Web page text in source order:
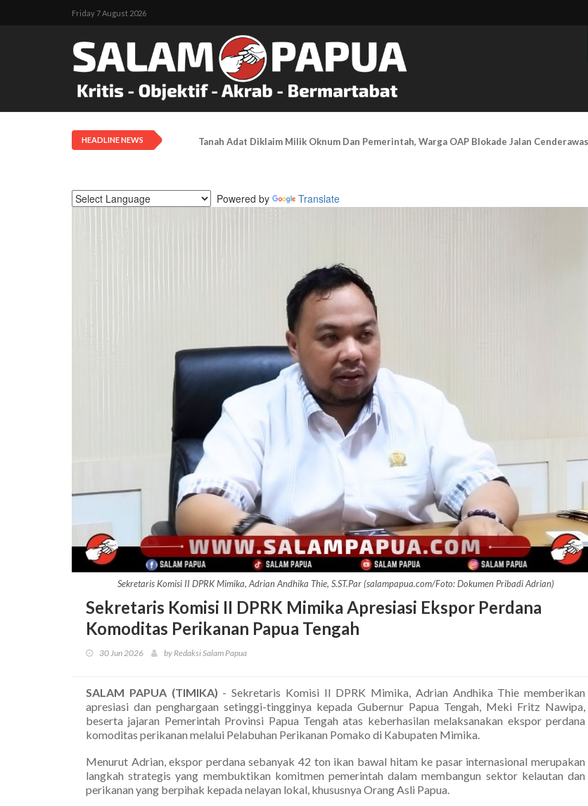
Friday 7 August 2026
HEADLINE NEWS LEMASKO: Pendangkalan Di Pesisir Mimika Bukan Semata Akibat Tailing Freeport
Powered by Translate
Sekretaris Komisi II DPRK Mimika, Adrian Andhika Thie, S.ST.Par (salampapua.com/Foto: Dokumen Pribadi Adrian)
Sekretaris Komisi II DPRK Mimika Apresiasi Ekspor Perdana
Komoditas Perikanan Papua Tengah
30 Jun 2026 by Redaksi Salam Papua
SALAM PAPUA (TIMIKA) - Sekretaris Komisi II DPRK Mimika, Adrian Andhika Thie memberikan
apresiasi dan penghargaan setinggi-tingginya kepada Gubernur Papua Tengah, Meki Fritz Nawipa,
beserta jajaran Pemerintah Provinsi Papua Tengah atas keberhasilan melaksanakan ekspor perdana
komoditas perikanan melalui Pelabuhan Perikanan Pomako di Kabupaten Mimika.
Menurut Adrian, ekspor perdana sebanyak 42 ton ikan bawal hitam ke pasar internasional merupakan
langkah strategis yang membuktikan komitmen pemerintah dalam membangun sektor kelautan dan
perikanan yang berpihak kepada nelayan lokal, khususnya Orang Asli Papua.